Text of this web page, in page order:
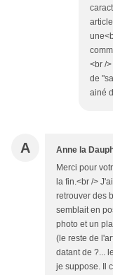
<br /
de
ainé
A Anne la
Merci pour
la fin.<br />
retrouver des
semblait en
photo et un
(le reste de
datant de ?...
je suppose. Il